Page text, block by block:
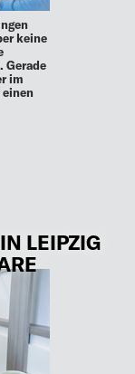
keine
Gerade
im
LEIPZIG